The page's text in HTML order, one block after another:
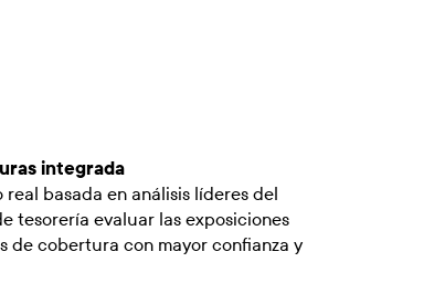
integrada
basada en análisis líderes del
tesorería evaluar las exposiciones
de cobertura con mayor confianza y